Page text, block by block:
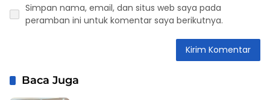
Simpan nama, email, dan situs web saya pada
peramban ini untuk komentar saya berikutnya.
Baca Juga